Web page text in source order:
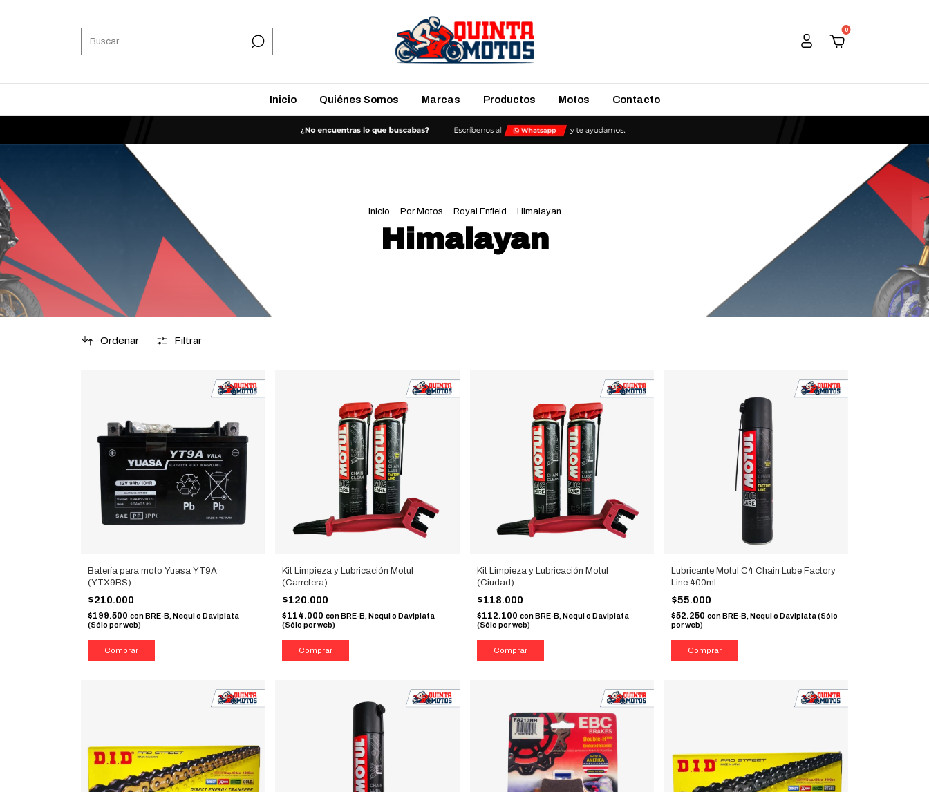
0
Inicio Quiénes Somos Marcas Productos Motos Contacto
Inicio . Por Motos . Royal Enfield . Himalayan
Himalayan
Ordenar Filtrar
Batería para moto Yuasa YT9A
(YTX9BS)
$210.000
$199.500 con BRE-B, Nequi o Daviplata
(Sólo por web)
Kit Limpieza y Lubricación Motul
(Carretera)
$120.000
$114.000con BRE-B, Nequi o Daviplata
(Sólo por web)
Kit Limpieza y Lubricación Motul
(Ciudad)
$118.000
$112.100 con BRE-B, Nequi o Daviplata
(Sólo por web)
Lubricante Motul C4 Chain Lube Factory
Line 400ml
$55.000
$52.250 con BRE-B, Nequi o Daviplata (Sólo
por web)